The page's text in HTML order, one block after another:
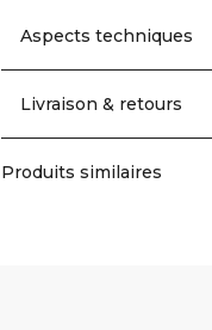
Classic convient à tous les
serrage ICIW à la taille. Logo
aux squats. 77% Polyamide
Aspects techniques
Livraison & retours
Produits similaires